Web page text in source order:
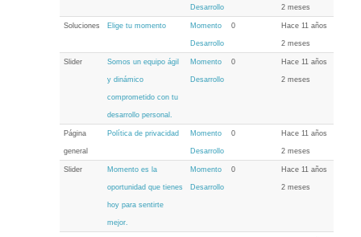
Desarrollo 2 meses
Soluciones Elige tu momento Momento
Desarrollo
0 Hace 11 años
2 meses
Slider Somos un equipo ágil
y dinámico
comprometido con tu
desarrollo personal.
Momento
Desarrollo
0 Hace 11 años
2 meses
Página
general
Política de privacidad Momento
Desarrollo
0 Hace 11 años
2 meses
Slider Momento es la
oportunidad que tienes
hoy para sentirte
mejor.
Momento
Desarrollo
0 Hace 11 años
2 meses